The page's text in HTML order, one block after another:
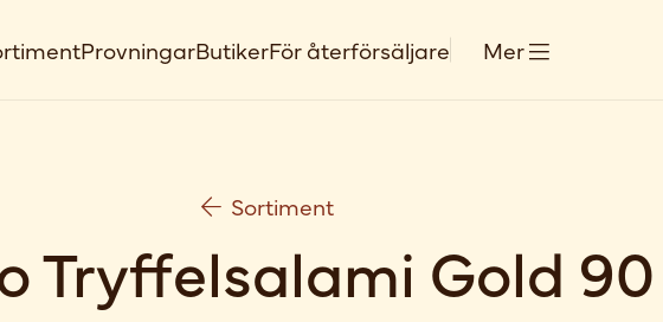
ProvningarButikerFör återförsäljare Mer
Sortiment
Tryffelsalami Gold